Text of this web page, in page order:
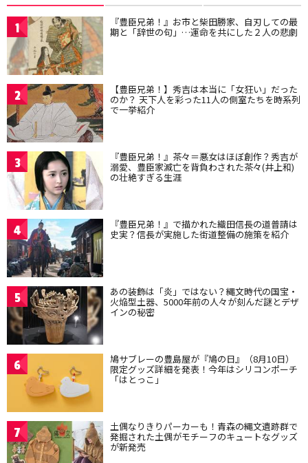
1 『豊臣兄弟！』お市と柴田勝家、自刃しての最
期と「辞世の句」…運命を共にした２人の悲劇
2 【豊臣兄弟！】秀吉は本当に「女狂い」だった
のか？ 天下人を彩った11人の側室たちを時系列
で一挙紹介
3 『豊臣兄弟！』茶々＝悪女はほぼ創作？秀吉が
溺愛、豊臣家滅亡を背負わされた茶々(井上和)
の壮絶すぎる生涯
4 『豊臣兄弟！』で描かれた織田信長の道普請は
史実？信長が実施した街道整備の施策を紹介
5 あの装飾は「炎」ではない？縄文時代の国宝・
火焔型土器、5000年前の人々が刻んだ謎とデザ
インの秘密
6 鳩サブレーの豊島屋が『鳩の日』（8月10日）
限定グッズ詳細を発表！今年はシリコンポーチ
「はとっこ」
7 土偶なりきりパーカーも！青森の縄文遺跡群で
発掘された土偶がモチーフのキュートなグッズ
が新発売